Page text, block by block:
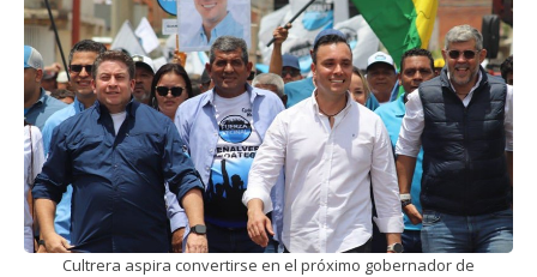
Cultrera aspira convertirse en el próximo gobernador de